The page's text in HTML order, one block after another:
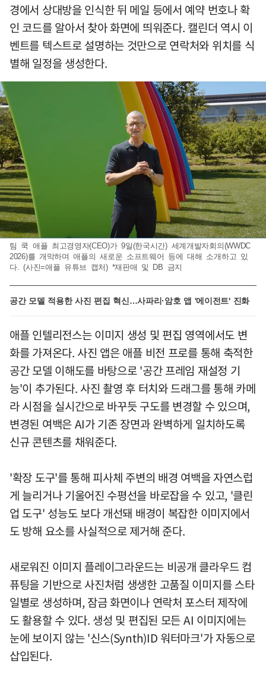
경에서 상대방을 인식한 뒤 메일 등에서 예약 번호나 확
인 코드를 알아서 찾아 화면에 띄워준다. 캘린더 역시 이
벤트를 텍스트로 설명하는 것만으로 연락처와 위치를 식
별해 일정을 생성한다.
팀 쿡 애플 최고경영자(CEO)가 9일(한국시간) 세계개발자회의(WWDC
2026)를 개막하며 애플의 새로운 소프트웨어 등에 대해 소개하고 있
다. (사진=애플 유튜브 캡처) *재판매 및 DB 금지
공간 모델 적용한 사진 편집 혁신…사파리·암호 앱 '에이전트' 진화
애플 인텔리전스는 이미지 생성 및 편집 영역에서도 변
화를 가져온다. 사진 앱은 애플 비전 프로를 통해 축적한
공간 모델 이해도를 바탕으로 '공간 프레임 재설정 기
능'이 추가된다. 사진 촬영 후 터치와 드래그를 통해 카메
라 시점을 실시간으로 바꾸듯 구도를 변경할 수 있으며,
변경된 여백은 AI가 기존 장면과 완벽하게 일치하도록
신규 콘텐츠를 채워준다.
'확장 도구'를 통해 피사체 주변의 배경 여백을 자연스럽
게 늘리거나 기울어진 수평선을 바로잡을 수 있고, '클린
업 도구' 성능도 보다 개선돼 배경이 복잡한 이미지에서
도 방해 요소를 사실적으로 제거해 준다.
새로워진 이미지 플레이그라운드는 비공개 클라우드 컴
퓨팅을 기반으로 사진처럼 생생한 고품질 이미지를 스타
일별로 생성하며, 잠금 화면이나 연락처 포스터 제작에
도 활용할 수 있다. 생성 및 편집된 모든 AI 이미지에는
눈에 보이지 않는 '신스(Synth)ID 워터마크'가 자동으로
삽입된다.